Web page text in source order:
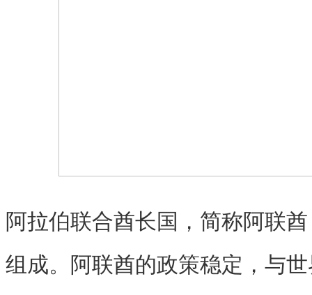
阿拉伯联合酋长国，简称阿联
组成。阿联酋的政策稳定，与